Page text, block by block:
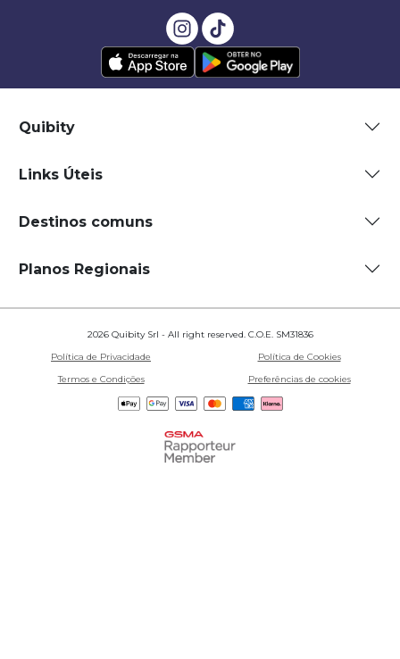
Quibity
Links Úteis
Destinos comuns
Planos Regionais
2026 Quibity Srl - All right reserved. C.O.E. SM31836
Política de Privacidade
Política de Cookies
Termos e Condições
Preferências de cookies